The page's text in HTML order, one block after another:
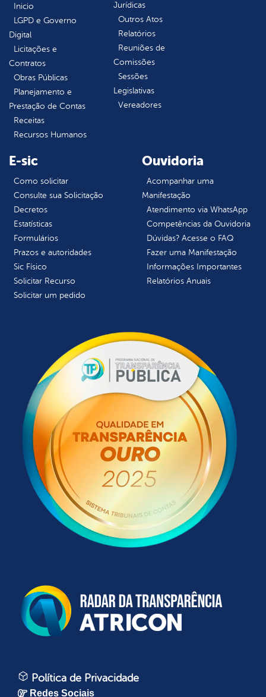
Inicio
LGPD e Governo
Digital
Licitações e
Contratos
Obras Públicas
Planejamento e
Prestação de Contas
Receitas
Recursos Humanos
Jurídicas
Outros Atos
Relatórios
Reuniões de
Comissões
Sessões
Legislativas
Vereadores
E-sic
Como solicitar
Consulte sua Solicitação
Decretos
Estatísticas
Formulários
Prazos e autoridades
Sic Físico
Solicitar Recurso
Solicitar um pedido
Ouvidoria
Acompanhar uma
Manifestação
Atendimento via WhatsApp
Competências da Ouvidoria
Dúvidas? Acesse o FAQ
Fazer uma Manifestação
Informações Importantes
Relatórios Anuais
Política de Privacidade
Redes Sociais